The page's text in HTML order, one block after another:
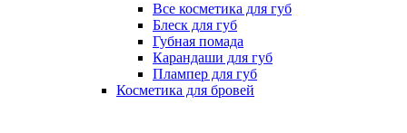
Все косметика для губ
Блеск для губ
Губная помада
Карандаши для губ
Плампер для губ
Косметика для бровей